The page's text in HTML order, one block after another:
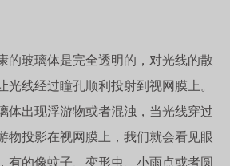
玻璃体是完全透明的，对光线的散
光线经过瞳孔顺利投射到视网膜上。
体出现浮游物或者混浊，当光线穿过
物投影在视网膜上，我们就会看见眼
有的像蚊子、变形虫、小雨点或者圆